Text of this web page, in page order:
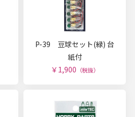
P-39 豆球セット(緑) 台
紙付
￥1,900 （税抜）